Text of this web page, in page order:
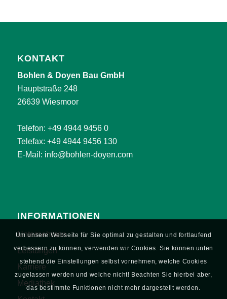
KONTAKT
Bohlen & Doyen Bau GmbH
Hauptstraße 248
26639 Wiesmoor
Telefon: +49 4944 9456 0
Telefax: +49 4944 9456 130
E-Mail: info@bohlen-doyen.com
INFORMATIONEN
Unternehmen
Leistungen
Karriere
Mediathek
Um unsere Webseite für Sie optimal zu gestalten und fortlaufend
verbessern zu können, verwenden wir Cookies. Sie können unten
stehend die Einstellungen selbst vornehmen, welche Cookies
zugelassen werden und welche nicht! Beachten Sie hierbei aber,
das bestimmte Funktionen nicht mehr dargestellt werden.